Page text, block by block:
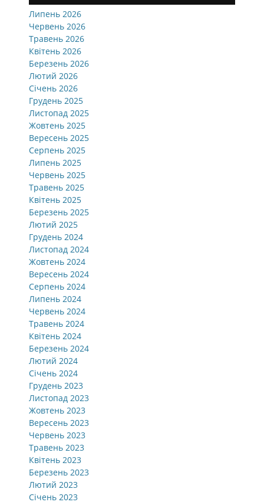
Липень 2026
Червень 2026
Травень 2026
Квітень 2026
Березень 2026
Лютий 2026
Січень 2026
Грудень 2025
Листопад 2025
Жовтень 2025
Вересень 2025
Серпень 2025
Липень 2025
Червень 2025
Травень 2025
Квітень 2025
Березень 2025
Лютий 2025
Грудень 2024
Листопад 2024
Жовтень 2024
Вересень 2024
Серпень 2024
Липень 2024
Червень 2024
Травень 2024
Квітень 2024
Березень 2024
Лютий 2024
Січень 2024
Грудень 2023
Листопад 2023
Жовтень 2023
Вересень 2023
Червень 2023
Травень 2023
Квітень 2023
Березень 2023
Лютий 2023
Січень 2023